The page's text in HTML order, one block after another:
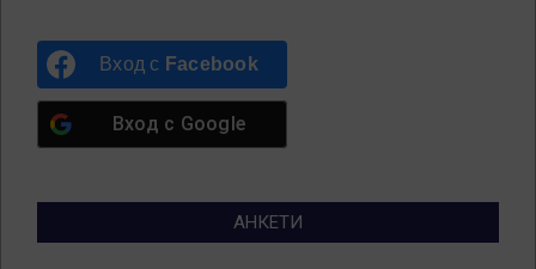
Вход с Facebook
Вход с Google
АНКЕТИ